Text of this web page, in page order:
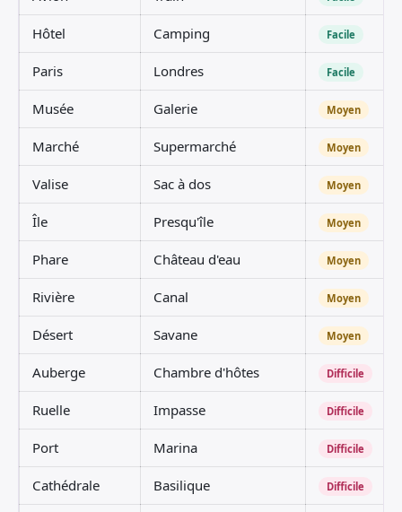
Hôtel Camping Facile
Paris Londres Facile
Musée Galerie Moyen
Marché Supermarché Moyen
Valise Sac à dos Moyen
Île Presqu'île Moyen
Phare Château d'eau Moyen
Rivière Canal Moyen
Désert Savane Moyen
Auberge Chambre d'hôtes Difficile
Ruelle Impasse Difficile
Port Marina Difficile
Cathédrale Basilique Difficile